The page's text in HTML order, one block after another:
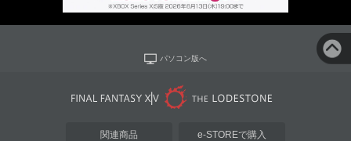
パソコン版へ
関連商品 e-STOREで購入